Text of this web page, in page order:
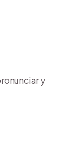
y